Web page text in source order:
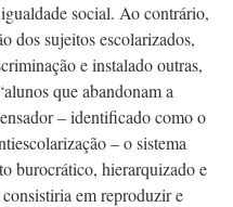
social. Ao contrário,
dos sujeitos escolarizados,
e instalado outras,
que abandonam a
– identificado como o
– o sistema
burocrático, hierarquizado e
em reproduzir e